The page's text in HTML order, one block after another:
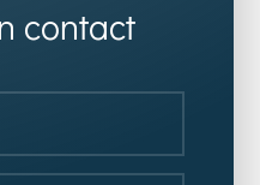
contact